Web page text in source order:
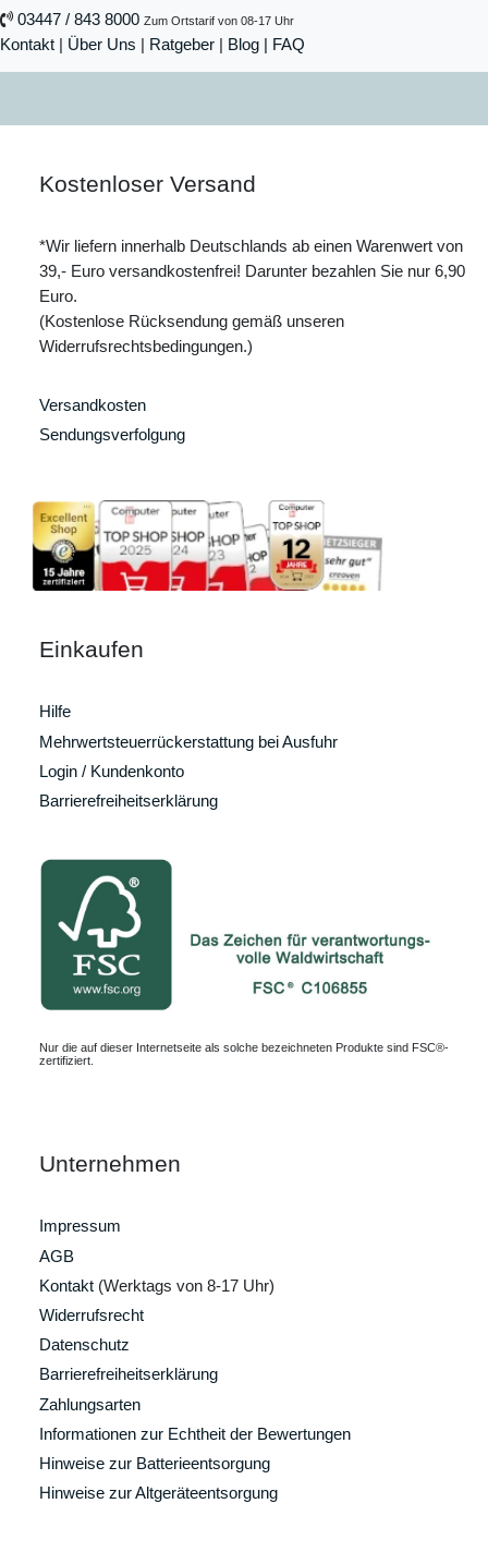
03447 / 843 8000 Zum Ortstarif von 08-17 Uhr
Kontakt | Über Uns | Ratgeber | Blog | FAQ
Kostenloser Versand
*Wir liefern innerhalb Deutschlands ab einen Warenwert von
39,- Euro versandkostenfrei! Darunter bezahlen Sie nur 6,90
Euro.
(Kostenlose Rücksendung gemäß unseren
Widerrufsrechtsbedingungen.)
Versandkosten
Sendungsverfolgung
Einkaufen
Hilfe
Mehrwertsteuerrückerstattung bei Ausfuhr
Login / Kundenkonto
Barrierefreiheitserklärung
Nur die auf dieser Internetseite als solche bezeichneten Produkte sind FSC®-
zertifiziert.
Unternehmen
Impressum
AGB
Kontakt (Werktags von 8-17 Uhr)
Widerrufsrecht
Datenschutz
Barrierefreiheitserklärung
Zahlungsarten
Informationen zur Echtheit der Bewertungen
Hinweise zur Batterieentsorgung
Hinweise zur Altgeräteentsorgung